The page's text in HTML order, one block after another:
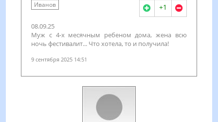
Иванов +1
08.09.25
Муж с 4-х месячным ребеном дома, жена всю
ночь фестивалит... Что хотела, то и получила!
9 сентября 2025 14:51